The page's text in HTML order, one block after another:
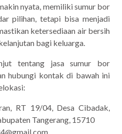
nyata, memiliki sumur bor
pilihan, tetapi bisa menjadi
ketersediaan air bersih
bagi keluarga.
tentang jasa sumur bor
hubungi kontak di bawah ini
RT 19/04, Desa Cibadak,
Tangerang, 15710